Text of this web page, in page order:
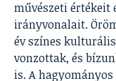
művészeti értékeit
irányvonalait.
év színes
vonzottak, és
is. A